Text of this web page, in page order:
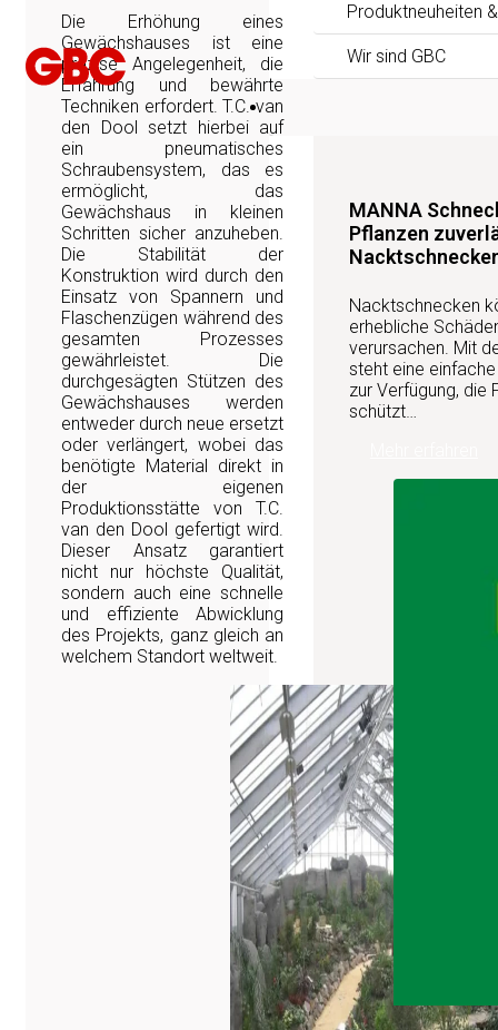
Produktneuheiten
Wir sind GBC
MANNA
Pflanzen
Nacktschnecken
erhebliche
verursachen. Mit
steht eine
zur Verfügung, die
schützt…
Die Erhöhung eines
Gewächshauses ist eine
präzise Angelegenheit, die
Erfahrung und bewährte
Techniken erfordert. T.C. van
den Dool setzt hierbei auf
ein pneumatisches
Schraubensystem, das es
ermöglicht, das
Gewächshaus in kleinen
Schritten sicher anzuheben.
Die Stabilität der
Konstruktion wird durch den
Einsatz von Spannern und
Flaschenzügen während des
gesamten Prozesses
gewährleistet. Die
durchgesägten Stützen des
Gewächshauses werden
entweder durch neue ersetzt
oder verlängert, wobei das
benötigte Material direkt in
der eigenen
Produktionsstätte von T.C.
van den Dool gefertigt wird.
Dieser Ansatz garantiert
nicht nur höchste Qualität,
sondern auch eine schnelle
und effiziente Abwicklung
des Projekts, ganz gleich an
welchem Standort weltweit.